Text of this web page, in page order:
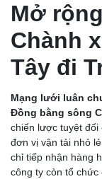
Mở
Chành
Tây đi
Mạng lưới luân
Đồng bằng sông
chiến lược tuyệt đối
đơn vị vận tải nhỏ
chỉ tiếp nhận hàng
công ty còn tổ chức